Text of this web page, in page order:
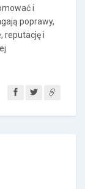
i
poprawy,
reputację i